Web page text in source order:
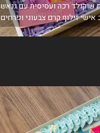
שוקולד רכה ועסיסית עם גנאש
זילוף קרם צבעוני ופרחים